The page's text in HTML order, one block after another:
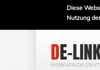
Diese
Nutzung
DE-
WEBKATALOG